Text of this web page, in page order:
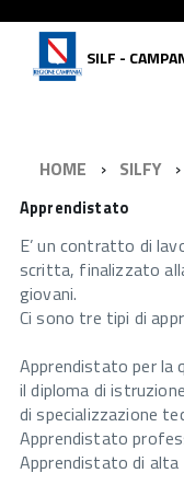
SILF -
HOME SILFY
Apprendistato
E’ un contratto di
scritta, finalizzato
giovani.
Ci sono tre tipi di
Apprendistato per la
il diploma di
di specializzazione
Apprendistato
Apprendistato di